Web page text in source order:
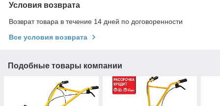
Условия возврата
Возврат товара в течение 14 дней по договоренности
Все условия возврата
Подобные товары компании